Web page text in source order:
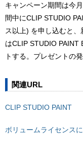
キャンペーン期間は今
間中にCLIP STUDIO
ス以上) を申し込むと
はCLIP STUDIO PAINT
トする。プレゼントの
関連URL
CLIP STUDIO PAINT
ボリュームライセンス